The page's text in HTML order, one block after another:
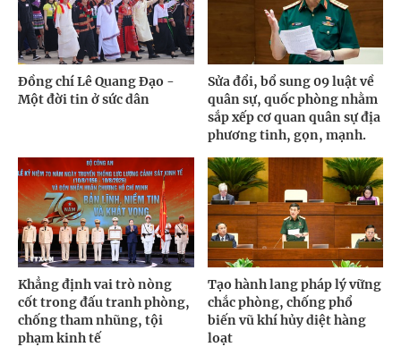
Đồng chí Lê Quang Đạo -
Một đời tin ở sức dân
Sửa đổi, bổ sung 09 luật về
quân sự, quốc phòng nhằm
sắp xếp cơ quan quân sự địa
phương tinh, gọn, mạnh.
Khẳng định vai trò nòng
cốt trong đấu tranh phòng,
chống tham nhũng, tội
phạm kinh tế
Tạo hành lang pháp lý vững
chắc phòng, chống phổ
biến vũ khí hủy diệt hàng
loạt